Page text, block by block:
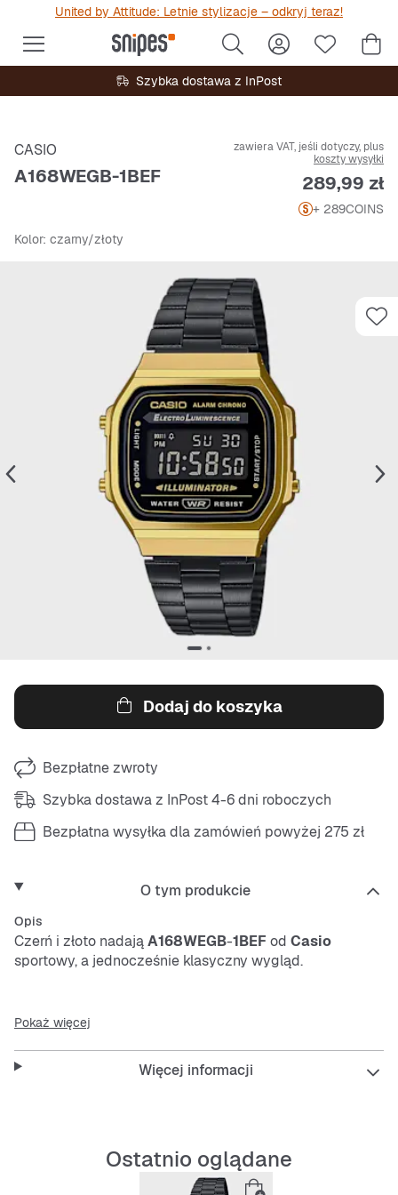
United by Attitude: Letnie stylizacje – odkryj teraz!
Szybka dostawa z InPost
CASIO
A168WEGB-1BEF
zawiera VAT, jeśli dotyczy, plus
koszty wysyłki
Cena
289,99 zł
+ 289COINS
Kolor: czarny/złoty
Dodaj do koszyka
Bezpłatne zwroty
Szybka dostawa z InPost 4-6 dni roboczych
Bezpłatna wysyłka dla zamówień powyżej 275 zł
O tym produkcie
Opis
Czerń i złoto nadająA168WEGB-1BEF od Casio
sportowy, a jednocześnie klasyczny wygląd.
Features
Pokaż więcej
Więcej informacji
Ostatnio oglądane